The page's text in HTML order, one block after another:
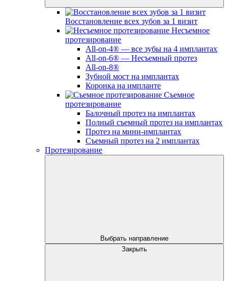
Восстановление всех зубов за 1 визит
Несъемное
протезирование
All-on-4® — все зубы на 4 имплантах
All-on-6® — Несъемный протез
All-on-8®
Зубной мост на имплантах
Коронка на импланте
Съемное
протезирование
Балочный протез на имплантах
Полный съемный протез на имплантах
Протез на мини-имплантах
Съемный протез на 2 имплантах
Протезирование
Выбрать направление
Закрыть